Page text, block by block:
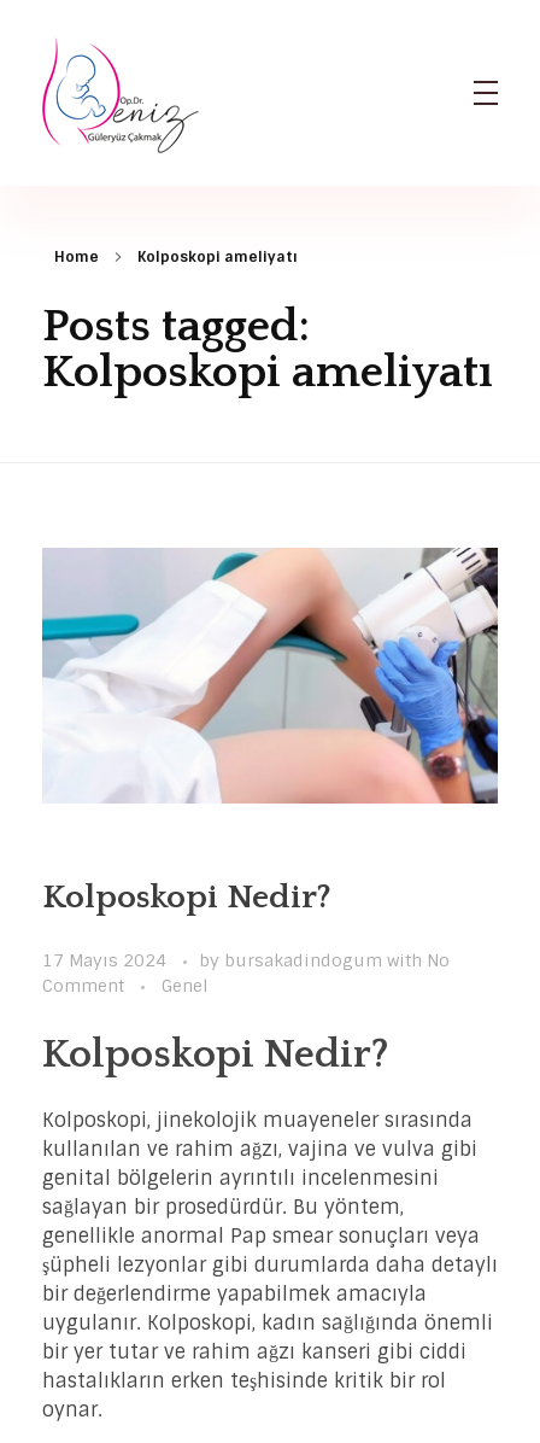
Home Kolposkopi ameliyatı
Posts tagged:
Kolposkopi ameliyatı
Kolposkopi Nedir?
17 Mayıs 2024 by bursakadindogum with No
Comment
Genel
Kolposkopi Nedir?
Kolposkopi, jinekolojik muayeneler sırasında
kullanılan ve rahim ağzı, vajina ve vulva gibi
genital bölgelerin ayrıntılı incelenmesini
sağlayan bir prosedürdür. Bu yöntem,
genellikle anormal Pap smear sonuçları veya
şüpheli lezyonlar gibi durumlarda daha detaylı
bir değerlendirme yapabilmek amacıyla
uygulanır. Kolposkopi, kadın sağlığında önemli
bir yer tutar ve rahim ağzı kanseri gibi ciddi
hastalıkların erken teşhisinde kritik bir rol
oynar.